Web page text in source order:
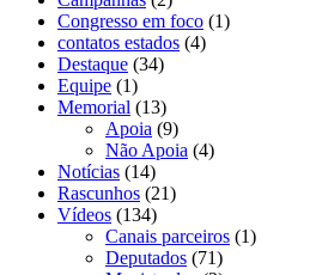
Congresso em foco (1)
contatos estados (4)
Destaque (34)
Equipe (1)
Memorial (13)
Apoia (9)
Não Apoia (4)
Notícias (14)
Rascunhos (21)
Vídeos (134)
Canais parceiros (1)
Deputados (71)